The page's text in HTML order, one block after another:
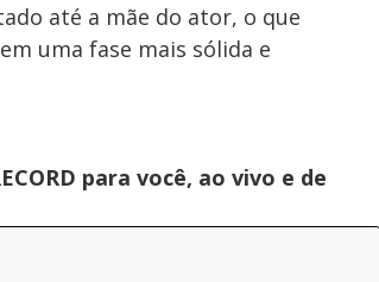
até a mãe do ator, o que
uma fase mais sólida e
para você, ao vivo e de